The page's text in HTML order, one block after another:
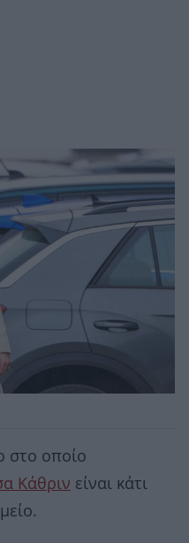
στο οποίο
Κάθριν είναι κάτι